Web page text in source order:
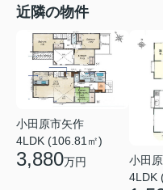
近隣の物件
小田原市矢作
4LDK (106.81㎡)
3,880万円
小田
4LDK